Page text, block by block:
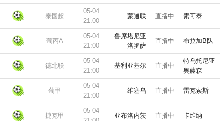
泰国超
05-04
21:00
蒙通联 直播中 素可泰
葡丙A
05-04
21:00
鲁席塔尼亚
洛罗萨
直播中 布拉加B队
德北联
05-04
21:00
基利亚基尔 直播中
特乌托尼亚
奥藤森
葡甲
05-04
21:00
维塞乌 直播中 雷克索斯
捷克甲
05-04
亚布洛内茨 直播中 卡维纳